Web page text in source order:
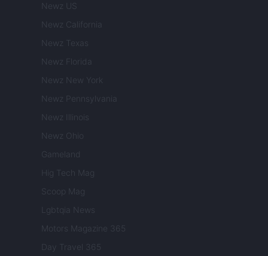
Newz US
Newz California
Newz Texas
Newz Florida
Newz New York
Newz Pennsylvania
Newz Illinois
Newz Ohio
Gameland
Hig Tech Mag
Scoop Mag
Lgbtqia News
Motors Magazine 365
Day Travel 365